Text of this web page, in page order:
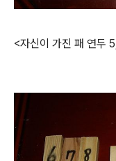
<자신이 가진 패 연두